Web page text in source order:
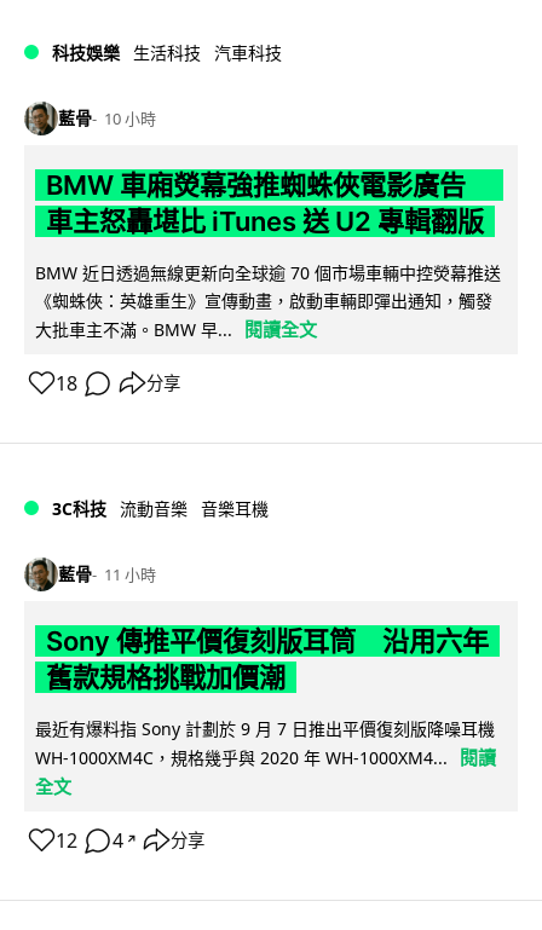
科技娛樂 生活科技 汽車科技
藍骨 10 小時
BMW 車廂熒幕強推蜘蛛俠電影廣告
車主怒轟堪比 iTunes 送 U2 專輯翻版
BMW 近日透過無線更新向全球逾 70 個市場車輛中控熒幕推送
《蜘蛛俠：英雄重生》宣傳動畫，啟動車輛即彈出通知，觸發
大批車主不滿。BMW 早...
閱讀全文
18 分享
3C科技 流動音樂 音樂耳機
藍骨 11 小時
Sony 傳推平價復刻版耳筒 沿用六年
舊款規格挑戰加價潮
最近有爆料指 Sony 計劃於 9 月 7 日推出平價復刻版降噪耳機
WH-1000XM4C，規格幾乎與 2020 年 WH-1000XM4...
閱讀
全文
12 4 ↗ 分享